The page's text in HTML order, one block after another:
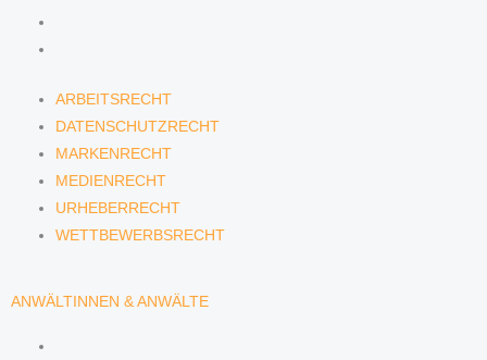
ARBEITSRECHT
DATENSCHUTZRECHT
MARKENRECHT
MEDIENRECHT
URHEBERRECHT
WETTBEWERBSRECHT
ANWÄLTINNEN & ANWÄLTE